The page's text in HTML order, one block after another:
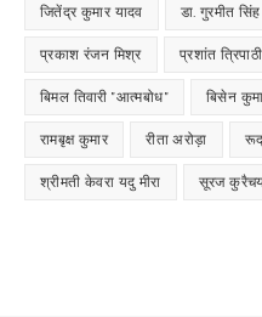
जितेंद्र कुमार यादव डा. गुरमीत सिंह
प्रकाश रंजन मिश्र प्रशांत त्रिपाठी
बिमल तिवारी "आत्मबोध" बिसेन
रामबृक्ष कुमार रीता अरोड़ा
श्रीमती केवरा यदु मीरा सूरज